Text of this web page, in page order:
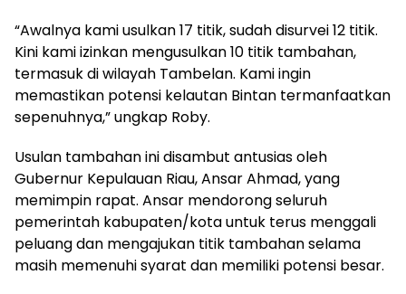
“Awalnya kami usulkan 17 titik, sudah disurvei 12 titik.
Kini kami izinkan mengusulkan 10 titik tambahan,
termasuk di wilayah Tambelan. Kami ingin
memastikan potensi kelautan Bintan termanfaatkan
sepenuhnya,” ungkap Roby.
Usulan tambahan ini disambut antusias oleh
Gubernur Kepulauan Riau, Ansar Ahmad, yang
memimpin rapat. Ansar mendorong seluruh
pemerintah kabupaten/kota untuk terus menggali
peluang dan mengajukan titik tambahan selama
masih memenuhi syarat dan memiliki potensi besar.